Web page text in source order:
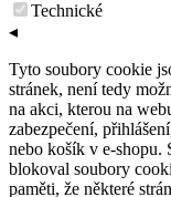
Technické
◂
Tyto soubory cookie
stránek, není tedy
na akci, kterou na
zabezpečení,
nebo košík v e-shopu.
blokoval soubory
paměti, že některé